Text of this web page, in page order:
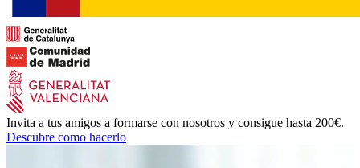
Invita a tus amigos a formarse con nosotros y consigue hasta 200€.
Descubre como hacerlo